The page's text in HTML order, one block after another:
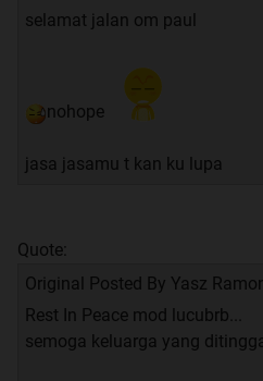
selamat jalan om paul
nohope
jasa jasamu t kan ku lupa
Quote:
Original Posted By Yasz
Rest In Peace mod lucubrb...
semoga keluarga yang